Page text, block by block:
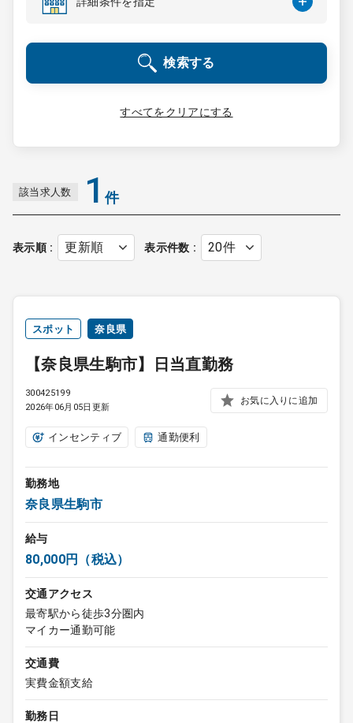
転職ノウハウ
9:00 ～ 18:00（平日）
0120-337-613
採用をお考えの医療機関の方
検索する
すべてをクリアにする
該当求人数 1 件
表示順 表示件数
スポット 奈良県
【奈良県生駒市】日当直勤務
300425199
2026年06月05日更新
お気に入りに追加
インセンティブ 通勤便利
勤務地
奈良県生駒市
給与
80,000円（税込）
交通アクセス
最寄駅から徒歩3分圏内
マイカー通勤可能
交通費
実費金額支給
勤務日